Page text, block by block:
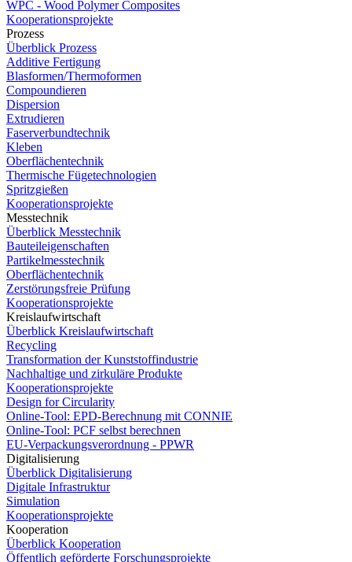
WPC - Wood Polymer Composites
Kooperationsprojekte
Prozess
Überblick Prozess
Additive Fertigung
Blasformen/Thermoformen
Compoundieren
Dispersion
Extrudieren
Faserverbundtechnik
Kleben
Oberflächentechnik
Thermische Fügetechnologien
Spritzgießen
Kooperationsprojekte
Messtechnik
Überblick Messtechnik
Bauteileigenschaften
Partikelmesstechnik
Oberflächentechnik
Zerstörungsfreie Prüfung
Kooperationsprojekte
Kreislaufwirtschaft
Überblick Kreislaufwirtschaft
Recycling
Transformation der Kunststoffindustrie
Nachhaltige und zirkuläre Produkte
Kooperationsprojekte
Design for Circularity
Online-Tool: EPD-Berechnung mit CONNIE
Online-Tool: PCF selbst berechnen
EU-Verpackungsverordnung - PPWR
Digitalisierung
Überblick Digitalisierung
Digitale Infrastruktur
Simulation
Kooperationsprojekte
Kooperation
Überblick Kooperation
Öffentlich geförderte Forschungsprojekte